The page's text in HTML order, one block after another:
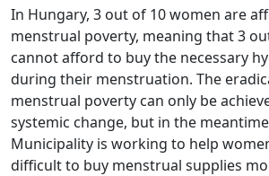
In Hungary, 3 out of 10 women are
menstrual poverty, meaning that 3
cannot afford to buy the necessary
during their menstruation. The
menstrual poverty can only be
systemic change, but in the
Municipality is working to help
difficult to buy menstrual supplies